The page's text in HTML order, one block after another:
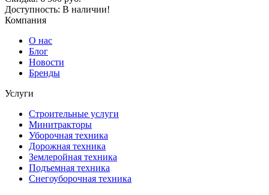
Доступность: В наличии!
Компания
О нас
Блог
Новости
Бренды
Услуги
Строительные услуги
Минитракторы
Уборочная техника
Дорожная техника
Землеройная техника
Подъемная техника
Снегоуборочная техника